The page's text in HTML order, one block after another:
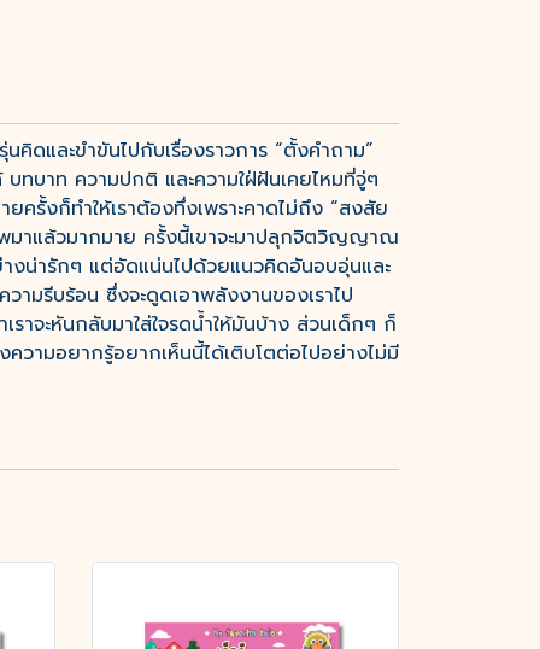
คิดและขำขันไปกับเรื่องราวการ “ตั้งคำถาม”
บาท ความปกติ และความใฝ่ฝันเคยไหมที่จู่ๆ
รั้งก็ทำให้เราต้องทึ่งเพราะคาดไม่ถึง “สงสัย
มาแล้วมากมาย ครั้งนี้เขาจะมาปลุกจิตวิญญาณ
างน่ารักๆ แต่อัดแน่นไปด้วยแนวคิดอันอบอุ่นและ
ามรีบร้อน ซึ่งจะดูดเอาพลังงานของเราไป
าจะหันกลับมาใส่ใจรดน้ำให้มันบ้าง ส่วนเด็กๆ ก็
ามอยากรู้อยากเห็นนี้ได้เติบโตต่อไปอย่างไม่มี